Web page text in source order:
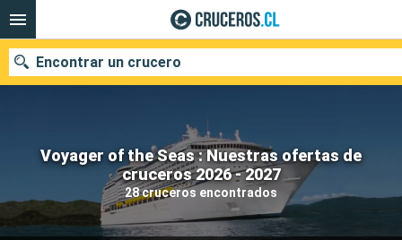
Voyager of the Seas : Nuestras ofertas de
cruceros 2026 - 2027
28 cruceros encontrados
Encontrar un crucero
Nuestros destinos
Fecha de salida